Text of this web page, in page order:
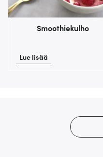
Smoothiekulho
Lue lisää